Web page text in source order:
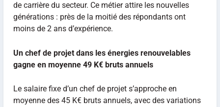
de carrière du secteur. Ce métier attire les nouvelles
générations : près de la moitié des répondants ont
moins de 2 ans d’expérience.
Un chef de projet dans les énergies renouvelables
gagne en moyenne 49 K€ bruts annuels
Le salaire fixe d’un chef de projet s’approche en
moyenne des 45 K€ bruts annuels, avec des variations